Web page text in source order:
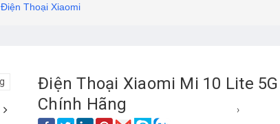
Điện Thoại Xiaomi
›
Điện Thoại Xiaomi Mi 10 Lite
Chính Hãng